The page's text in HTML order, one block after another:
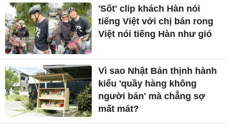
'Sốt' clip khách Hàn nói
tiếng Việt với chị bán rong
Việt nói tiếng Hàn như gió
Vì sao Nhật Bản thịnh hành
kiểu 'quầy hàng không
người bán' mà chẳng sợ
mất mát?